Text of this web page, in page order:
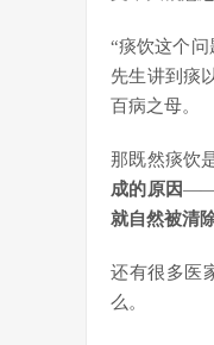
“痰饮这个
先生讲到痰
百病之母。
那既然痰饮
成的原因
就自然被清除
还有很多医
么。